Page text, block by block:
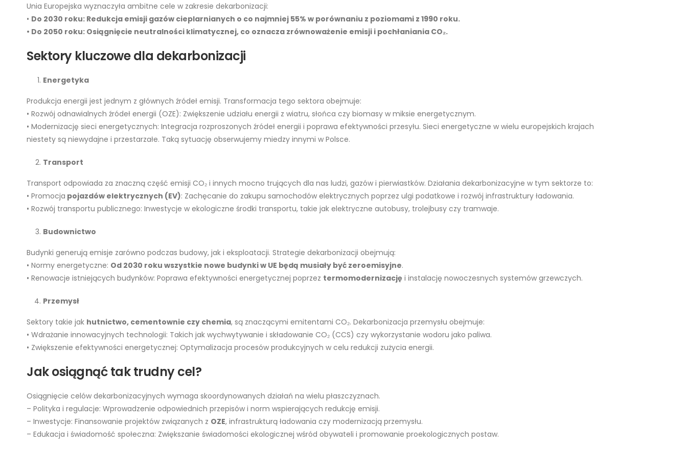
Unia Europejska wyznaczyła ambitne cele w zakresie dekarbonizacji:
• Do 2030 roku: Redukcja emisji gazów cieplarnianych o co najmniej 55% w porównaniu z poziomami z 1990 roku.
• Do 2050 roku: Osiągnięcie neutralności klimatycznej, co oznacza zrównoważenie emisji i pochłaniania CO₂.
Sektory kluczowe dla dekarbonizacji
Energetyka
Produkcja energii jest jednym z głównych źródeł emisji. Transformacja tego sektora obejmuje:
• Rozwój odnawialnych źródeł energii (OZE): Zwiększenie udziału energii z wiatru, słońca czy biomasy w miksie energetycznym.
• Modernizację sieci energetycznych: Integracja rozproszonych źródeł energii i poprawa efektywności przesyłu. Sieci energetyczne w wielu europejskich krajach
niestety są niewydajne i przestarzałe. Taką sytuację obserwujemy miedzy innymi w Polsce.
Transport
Transport odpowiada za znaczną część emisji CO₂ i innych mocno trujących dla nas ludzi, gazów i pierwiastków. Działania dekarbonizacyjne w tym sektorze to:
• Promocja pojazdów elektrycznych (EV): Zachęcanie do zakupu samochodów elektrycznych poprzez ulgi podatkowe i rozwój infrastruktury ładowania.
• Rozwój transportu publicznego: Inwestycje w ekologiczne środki transportu, takie jak elektryczne autobusy, trolejbusy czy tramwaje.
Budownictwo
Budynki generują emisje zarówno podczas budowy, jak i eksploatacji. Strategie dekarbonizacji obejmują:
• Normy energetyczne: Od 2030 roku wszystkie nowe budynki w UE będą musiały być zeroemisyjne.
• Renowacje istniejących budynków: Poprawa efektywności energetycznej poprzez termomodernizację i instalację nowoczesnych systemów grzewczych.
Przemysł
Sektory takie jak hutnictwo, cementownie czy chemia, są znaczącymi emitentami CO₂. Dekarbonizacja przemysłu obejmuje:
• Wdrażanie innowacyjnych technologii: Takich jak wychwytywanie i składowanie CO₂ (CCS) czy wykorzystanie wodoru jako paliwa.
• Zwiększenie efektywności energetycznej: Optymalizacja procesów produkcyjnych w celu redukcji zużycia energii.
Jak osiągnąć tak trudny cel?
Osiągnięcie celów dekarbonizacyjnych wymaga skoordynowanych działań na wielu płaszczyznach.
– Polityka i regulacje: Wprowadzenie odpowiednich przepisów i norm wspierających redukcję emisji.
– Inwestycje: Finansowanie projektów związanych z OZE, infrastrukturą ładowania czy modernizacją przemysłu.
– Edukacja i świadomość społeczna: Zwiększanie świadomości ekologicznej wśród obywateli i promowanie proekologicznych postaw.